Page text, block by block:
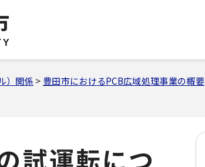
）関係 > 豊田市におけるPCB広域処理事業の概要
試運転につ